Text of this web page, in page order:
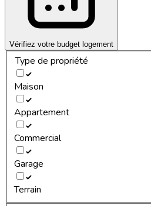
Vérifiez votre budget logement
Type de propriété
Maison
Appartement
Commercial
Garage
Terrain